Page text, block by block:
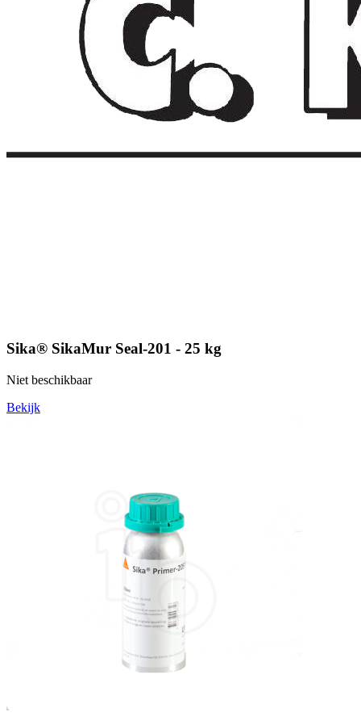
Sika® SikaMur Seal-201 - 25 kg
Niet beschikbaar
Bekijk